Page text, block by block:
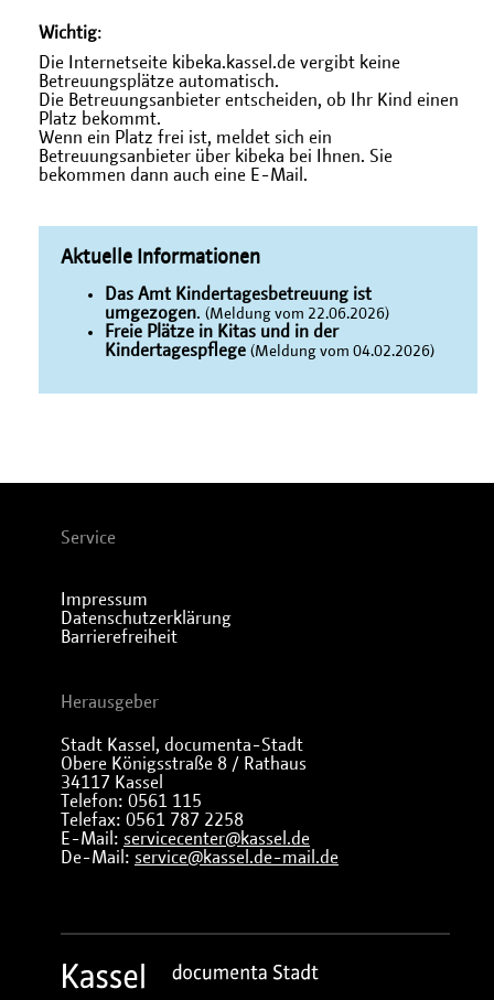
Wichtig:
Die Internetseite kibeka.kassel.de vergibt keine
Betreuungsplätze automatisch.
Die Betreuungsanbieter entscheiden, ob Ihr Kind einen
Platz bekommt.
Wenn ein Platz frei ist, meldet sich ein
Betreuungsanbieter über kibeka bei Ihnen. Sie
bekommen dann auch eine E-Mail.
Aktuelle Informationen
Das Amt Kindertagesbetreuung ist
umgezogen. (Meldung vom 22.06.2026)
Freie Plätze in Kitas und in der
Kindertagespflege (Meldung vom 04.02.2026)
Service
Impressum
Datenschutzerklärung
Barrierefreiheit
Herausgeber
Stadt Kassel, documenta-Stadt
Obere Königsstraße 8 / Rathaus
34117 Kassel
Telefon: 0561 115
Telefax: 0561 787 2258
E-Mail: servicecenter@kassel.de
De-Mail: service@kassel.de-mail.de